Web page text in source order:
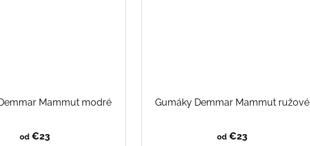
Mammut modré
od €23
Gumáky Demmar Mammut ružové
od €23